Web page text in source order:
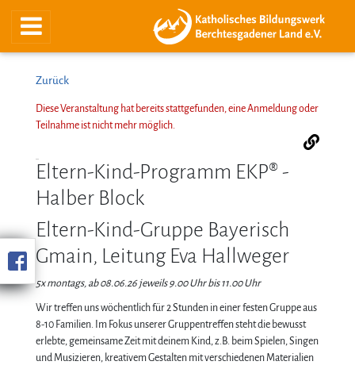
Zurück
Diese Veranstaltung hat bereits stattgefunden, eine Anmeldung oder
Teilnahme ist nicht mehr möglich.
Eltern-Kind-Programm EKP® -
Halber Block
Eltern-Kind-Gruppe Bayerisch
Gmain, Leitung Eva Hallweger
5x montags, ab 08.06.26 jeweils 9.00 Uhr bis 11.00 Uhr
Wir treffen uns wöchentlich für 2 Stunden in einer festen Gruppe aus
8-10 Familien. Im Fokus unserer Gruppentreffen steht die bewusst
erlebte, gemeinsame Zeit mit deinem Kind, z.B. beim Spielen, Singen
und Musizieren, kreativem Gestalten mit verschiedenen Materialien